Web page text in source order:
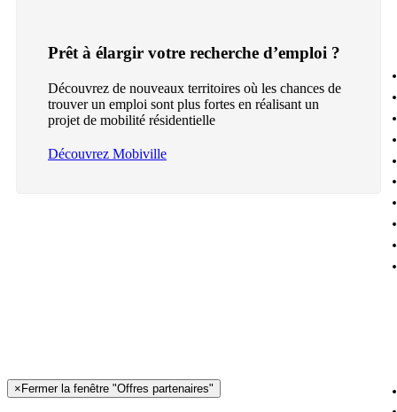
Prêt à élargir votre recherche d’emploi ?
Découvrez de nouveaux territoires où les chances de
trouver un emploi sont plus fortes en réalisant un
projet de mobilité résidentielle
Découvrez Mobiville
× Fermer la fenêtre "Offres partenaires"